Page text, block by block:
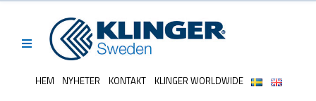
HEM NYHETER KONTAKT KLINGER WORLDWIDE